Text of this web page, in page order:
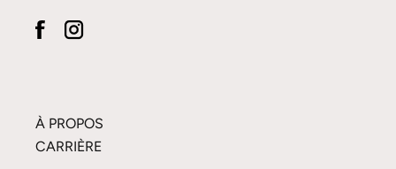
À PROPOS
CARRIÈRE